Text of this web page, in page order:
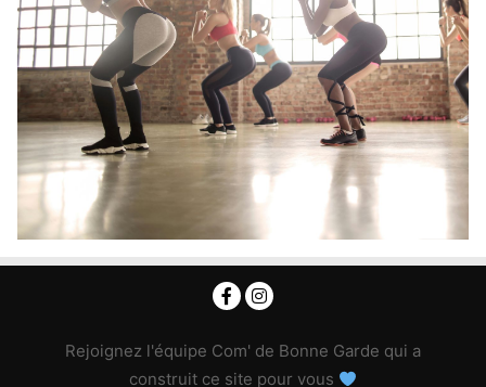
Rejoignez l'équipe Com' de Bonne Garde qui a
construit ce site pour vous